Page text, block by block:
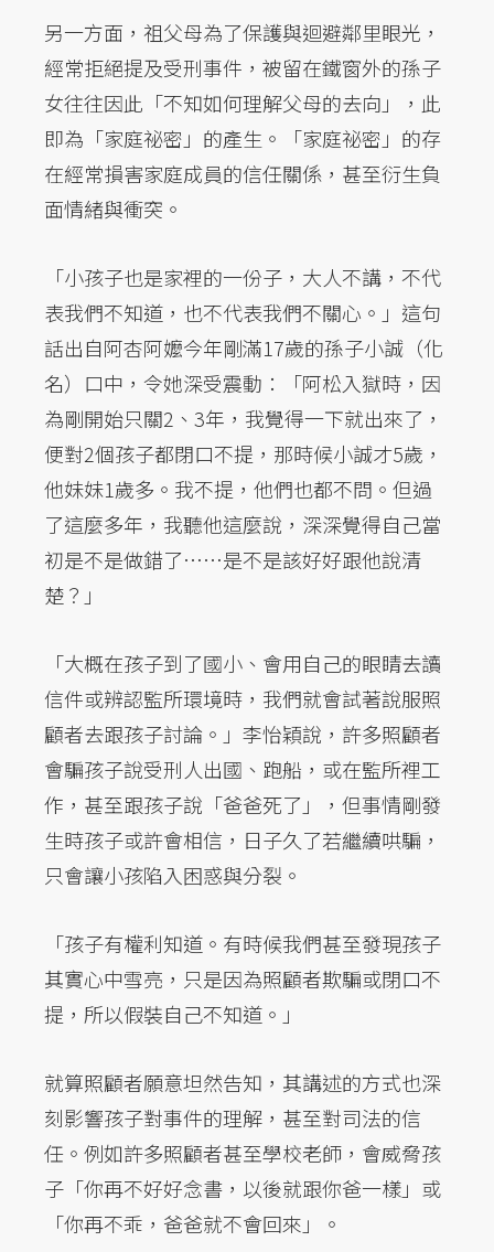
另一方面，祖父母為了保護與迴避鄰里眼光，
經常拒絕提及受刑事件，被留在鐵窗外的孫子
女往往因此「不知如何理解父母的去向」，此
即為「家庭祕密」的產生。「家庭祕密」的存
在經常損害家庭成員的信任關係，甚至衍生負
面情緒與衝突。
「小孩子也是家裡的一份子，大人不講，不代
表我們不知道，也不代表我們不關心。」這句
話出自阿杏阿嬤今年剛滿17歲的孫子小誠（化
名）口中，令她深受震動：「阿松入獄時，因
為剛開始只關2、3年，我覺得一下就出來了，
便對2個孩子都閉口不提，那時候小誠才5歲，
他妹妹1歲多。我不提，他們也都不問。但過
了這麼多年，我聽他這麼說，深深覺得自己當
初是不是做錯了……是不是該好好跟他說清
楚？」
「大概在孩子到了國小、會用自己的眼睛去讀
信件或辨認監所環境時，我們就會試著說服照
顧者去跟孩子討論。」李怡穎說，許多照顧者
會騙孩子說受刑人出國、跑船，或在監所裡工
作，甚至跟孩子說「爸爸死了」，但事情剛發
生時孩子或許會相信，日子久了若繼續哄騙，
只會讓小孩陷入困惑與分裂。
「孩子有權利知道。有時候我們甚至發現孩子
其實心中雪亮，只是因為照顧者欺騙或閉口不
提，所以假裝自己不知道。」
就算照顧者願意坦然告知，其講述的方式也深
刻影響孩子對事件的理解，甚至對司法的信
任。例如許多照顧者甚至學校老師，會威脅孩
子「你再不好好念書，以後就跟你爸一樣」或
「你再不乖，爸爸就不會回來」。